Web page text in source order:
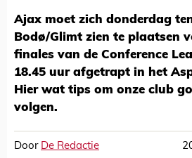
Ajax moet zich donderdag
Bodø/Glimt zien te plaatsen
finales van de Conference
18.45 uur afgetrapt in het
Hier wat tips om onze club
volgen.
Door De Redactie